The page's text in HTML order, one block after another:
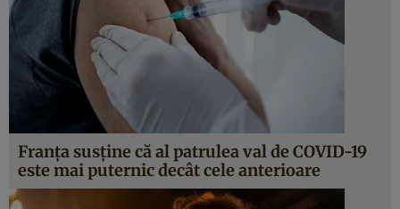
Franţa susţine că al patrulea val de COVID-19
este mai puternic decât cele anterioare